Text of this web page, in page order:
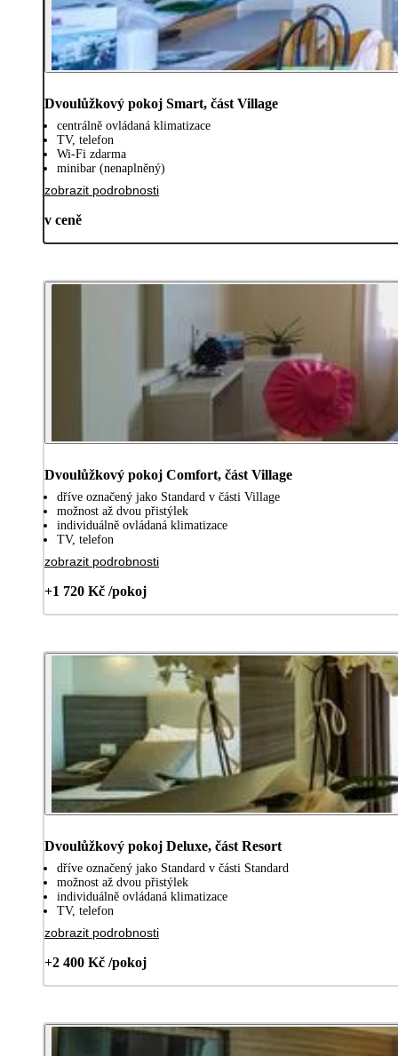
Dvoulůžkový pokoj Smart, část Village
centrálně ovládaná klimatizace
TV, telefon
Wi-Fi zdarma
minibar (nenaplněný)
zobrazit podrobnosti
v ceně
Dvoulůžkový pokoj Comfort, část Village
dříve označený jako Standard v části Village
možnost až dvou přistýlek
individuálně ovládaná klimatizace
TV, telefon
zobrazit podrobnosti
+1 720 Kč /pokoj
Dvoulůžkový pokoj Deluxe, část Resort
dříve označený jako Standard v části Standard
možnost až dvou přistýlek
individuálně ovládaná klimatizace
TV, telefon
zobrazit podrobnosti
+2 400 Kč /pokoj